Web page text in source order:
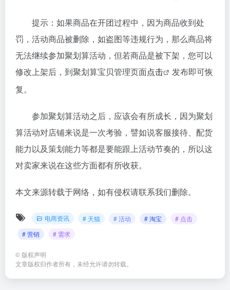
提示：如果商品在开团过程中，因为商品收到处
罚，活动商品被删除，如盗图等违规行为，那么商品将
无法继续参加聚划算活动，但若商品是被下架，您可以
修改上架后，到聚划算宝贝管理页面点击
发布即可恢
复。
参加聚划算活动之后，应该会有所成长，因为聚划
算活动对店铺来说是一次考验，譬如说客服接待、配货
能力以及策划能力等都是要能跟上活动节奏的，所以这
对卖家来说在这些方面都有所收获。
本文来源转载于网络，如有侵权请联系我们删除。
电商资讯 # 天猫 # 活动 # 淘宝
# 点击
# 营销
# 需求
© 版权声明
文章版权归作者所有，未经允许请勿转载。